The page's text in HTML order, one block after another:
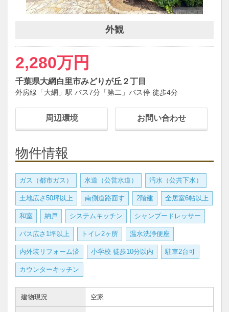
外観
2,280万円
千葉県大網白里市みどりが丘２丁目
外房線「大網」駅 バス7分「第二」バス停 徒歩4分
周辺環境 お問い合わせ
物件情報
ガス（都市ガス） 水道（公営水道） 汚水（公共下水）
土地広さ50坪以上 南側道路面す 2階建 全居室6帖以上
和室 納戸 システムキッチン シャンプードレッサー
バス広さ1坪以上 トイレ2ヶ所 温水洗浄便座
内外装リフォーム済 小学校 徒歩10分以内 駐車2台可
カウンターキッチン
建物現況 空家